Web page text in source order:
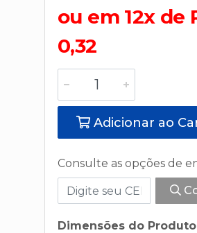
ou em 12x de
0,32
Adicionar ao
Consulte as opções de
Dimensões do Produto